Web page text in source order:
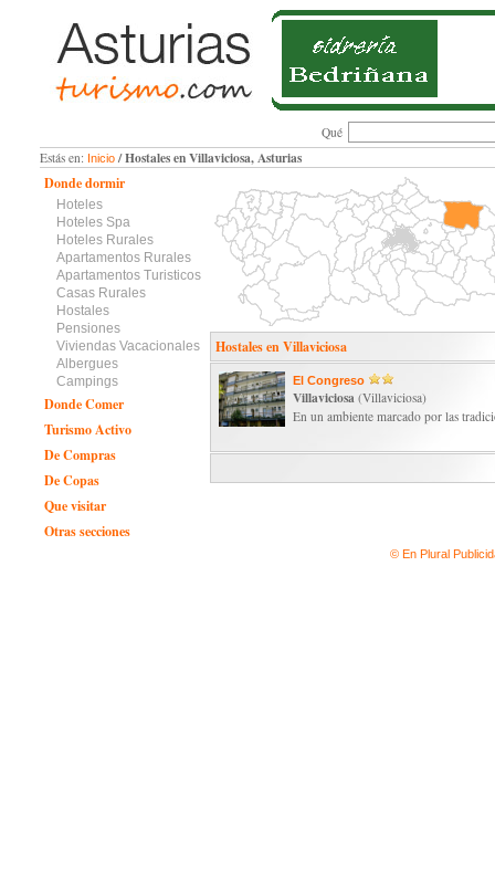
Qué
Estás en: Inicio/ Hostales en Villaviciosa, Asturias
Donde dormir
Hoteles
Hoteles Spa
Hoteles Rurales
Apartamentos Rurales
Apartamentos Turisticos
Casas Rurales
Hostales
Pensiones
Viviendas Vacacionales
Albergues
Campings
Donde Comer
Turismo Activo
De Compras
De Copas
Que visitar
Otras secciones
Hostales en Villaviciosa
El Congreso
Villaviciosa(Villaviciosa)
En un ambiente marcado por las
© En Plural